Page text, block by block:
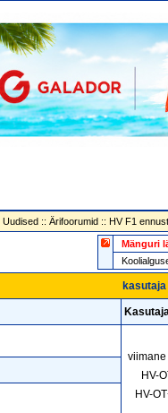
Uudised:: Ärifoorumid:: HV F1
Mänguri
HV-
HV-